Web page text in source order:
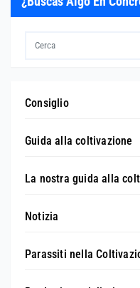
Consiglio
Guida alla coltivazione
La nostra guida alla
Notizia
Parassiti nella